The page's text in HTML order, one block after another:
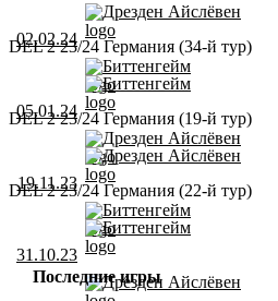
02.02.24
Дрезден Айслёвен
Биттенгейм
DEL 2 23/24 Германия (34-й тур)
05.01.24
Биттенгейм
Дрезден Айслёвен
DEL 2 23/24 Германия (19-й тур)
19.11.23
Дрезден Айслёвен
Биттенгейм
DEL 2 23/24 Германия (22-й тур)
31.10.23
Биттенгейм
Дрезден Айслёвен
Последние игры